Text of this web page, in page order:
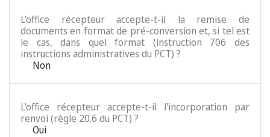
L'office récepteur accepte-t-il la remise de
documents en format de pré-conversion et, si tel est
le cas, dans quel format (instruction 706 des
instructions administratives du PCT) ?
Non
L'office récepteur accepte-t-il l'incorporation par
renvoi (règle 20.6 du PCT) ?
Oui